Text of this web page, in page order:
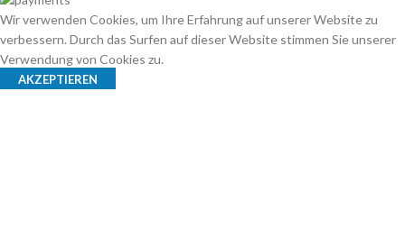
Wir verwenden Cookies, um Ihre Erfahrung auf unserer Website zu
verbessern. Durch das Surfen auf dieser Website stimmen Sie unserer
Verwendung von Cookies zu.
AKZEPTIEREN